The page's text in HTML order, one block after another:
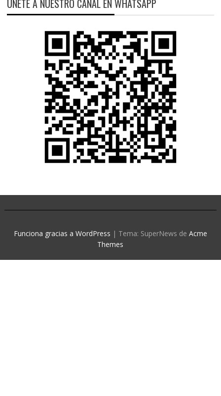
ÚNETE A NUESTRO CANAL EN WHATSAPP
Funciona gracias a WordPress | Tema: SuperNews de Acme
Themes